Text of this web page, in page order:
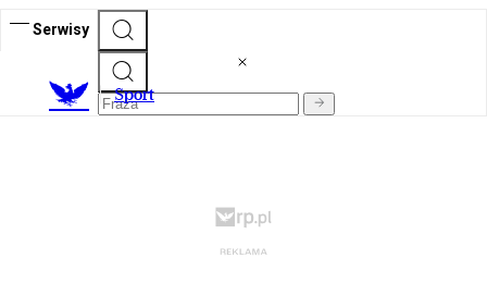
Serwisy
Sport